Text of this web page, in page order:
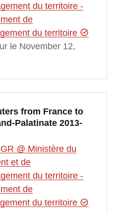
du territoire -
de
du territoire
le November 12,
from France to
Palatinate 2013-
@ Ministère du
et de
du territoire -
de
du territoire